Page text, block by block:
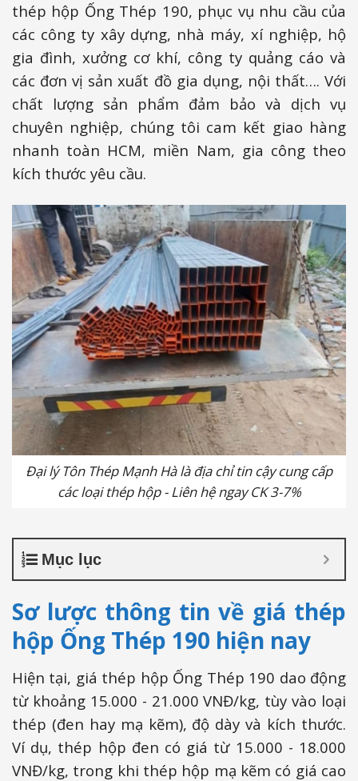
thép hộp Ống Thép 190, phục vụ nhu cầu của
các công ty xây dựng, nhà máy, xí nghiệp, hộ
gia đình, xưởng cơ khí, công ty quảng cáo và
các đơn vị sản xuất đồ gia dụng, nội thất…. Với
chất lượng sản phẩm đảm bảo và dịch vụ
chuyên nghiệp, chúng tôi cam kết giao hàng
nhanh toàn HCM, miền Nam, gia công theo
kích thước yêu cầu.
Đại lý Tôn Thép Mạnh Hà là địa chỉ tin cậy cung cấp
các loại thép hộp - Liên hệ ngay CK 3-7%
Mục lục
Sơ lược thông tin về giá thép
hộp Ống Thép 190 hiện nay
Hiện tại, giá thép hộp Ống Thép 190 dao động
từ khoảng 15.000 - 21.000 VNĐ/kg, tùy vào loại
thép (đen hay mạ kẽm), độ dày và kích thước.
Ví dụ, thép hộp đen có giá từ 15.000 - 18.000
VNĐ/kg, trong khi thép hộp mạ kẽm có giá cao